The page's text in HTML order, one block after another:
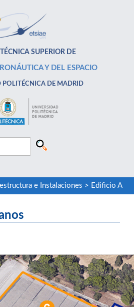
TÉCNICA SUPERIOR DE
Y DEL ESPACIO
POLITÉCNICA DE MADRID
e Instalaciones > Edificio A